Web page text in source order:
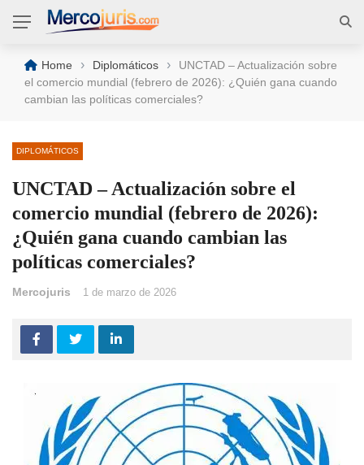
Home › Diplomáticos ›
UNCTAD – Actualización sobre
el comercio mundial (febrero de 2026): ¿Quién gana cuando
cambian las políticas comerciales?
DIPLOMÁTICOS
UNCTAD – Actualización sobre el
comercio mundial (febrero de 2026):
¿Quién gana cuando cambian las
políticas comerciales?
Mercojuris 1 de marzo de 2026